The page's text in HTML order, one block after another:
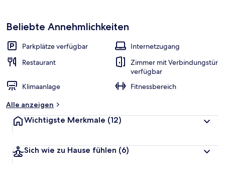
Beliebte Annehmlichkeiten
Parkplätze verfügbar
Internetzugang
Restaurant
Zimmer mit Verbindungstür
verfügbar
Klimaanlage
Fitnessbereich
Alle anzeigen
Wichtigste Merkmale (12)
Sich wie zu Hause fühlen (6)